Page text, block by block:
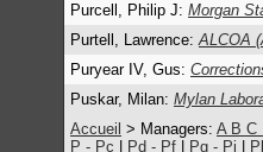
Purcell, Philip J: Morgan
Purtell, Lawrence:ALCOA
Puryear IV, Gus:
Puskar, Milan: Mylan
Accueil > Managers: A B C
P - Pc
Pd - Pf Pg - Pj